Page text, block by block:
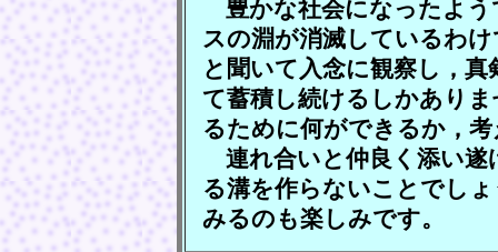
豊かな社会になったよう
スの淵が消滅しているわ
と聞いて入念に観察し，
て蓄積し続けるしかあり
るために何ができるか，
連れ合いと仲良く添い遂
る溝を作らないことでし
みるのも楽しみです。